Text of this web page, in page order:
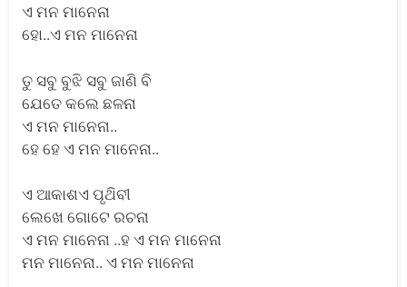
ଏ ମନ ମାନେନା
ହୋ..ଏ ମନ ମାନେନା
ତୁ ସବୁ ବୁଝି ସବୁ ଜାଣି ବି
ଯେତେ କଲେ ଛଳନା
ଏ ମନ ମାନେନା..
ହେ ହେ ଏ ମନ ମାନେନା..
ଏ ଆକାଶଏ ପୃଥ‌ିବୀ
ଲେଖେ ଗୋଟେ ରଚନା
ଏ ମନ ମାନେନା ..ହ ଏ ମନ ମାନେନା
ମନ ମାନେନା.. ଏ ମନ ମାନେନା